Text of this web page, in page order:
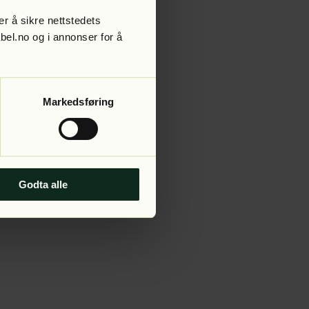
å sikre nettstedets
og i annonser for å
Markedsføring
Godta alle